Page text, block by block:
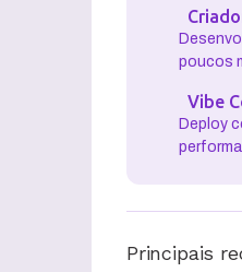
poucos
Vibe
Deploy
Principais